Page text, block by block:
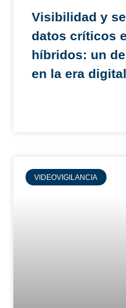
Visibilidad y
datos críticos
híbridos: un
en la era
VIDEOVIGILANCIA